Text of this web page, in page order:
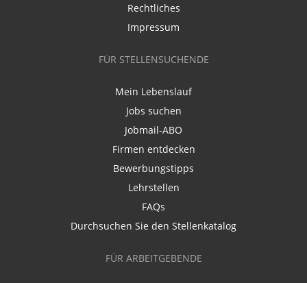
Rechtliches
Impressum
FÜR STELLENSUCHENDE
Mein Lebenslauf
Jobs suchen
Jobmail-ABO
Firmen entdecken
Bewerbungstipps
Lehrstellen
FAQs
Durchsuchen Sie den Stellenkatalog
FÜR ARBEITGEBENDE